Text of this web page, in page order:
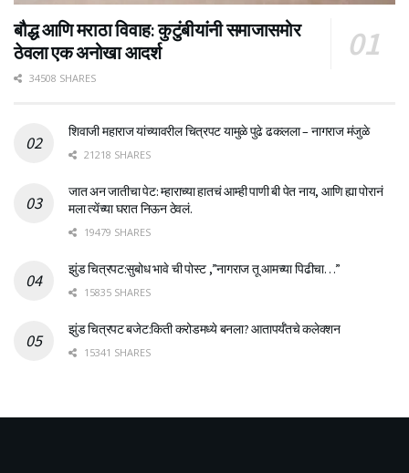
बौद्ध आणि मराठा विवाह: कुटुंबीयांनी समाजासमोर
ठेवला एक अनोखा आदर्श
34508 SHARES
शिवाजी महाराज यांच्यावरील चित्रपट यामुळे पुढे ढकलला – नागराज मंजुळे
21218 SHARES
जात अन जातीचा पेट: म्हाराच्या हातचं आम्ही पाणी बी पेत नाय, आणि ह्या पोरानं
मला त्येंच्या घरात निऊन ठेवलं.
19479 SHARES
झुंड चित्रपट:सुबोध भावे ची पोस्ट ,”नागराज तू आमच्या पिढीचा…”
15835 SHARES
झुंड चित्रपट बजेट:किती करोडमध्ये बनला? आतापर्यँतचे कलेक्शन
15341 SHARES